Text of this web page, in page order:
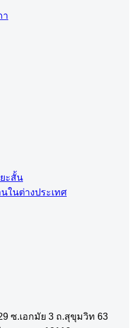
า
ะสั้น
ในต่างประเทศ
ซ.เอกมัย 3 ถ.สุขุมวิท 63